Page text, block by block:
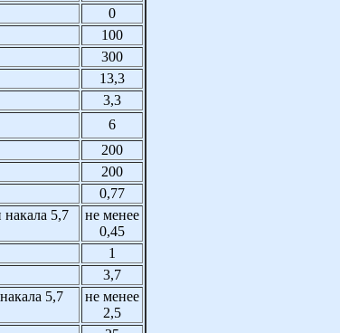
0
100
300
13,3
3,3
6
200
200
0,77
5,7
не менее
0,45
1
3,7
5,7
не менее
2,5